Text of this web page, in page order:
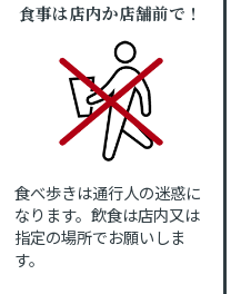
食事は店内か店舗前で！
食べ歩きは通行人の迷惑に
なります。飲食は店内又は
指定の場所でお願いしま
す。